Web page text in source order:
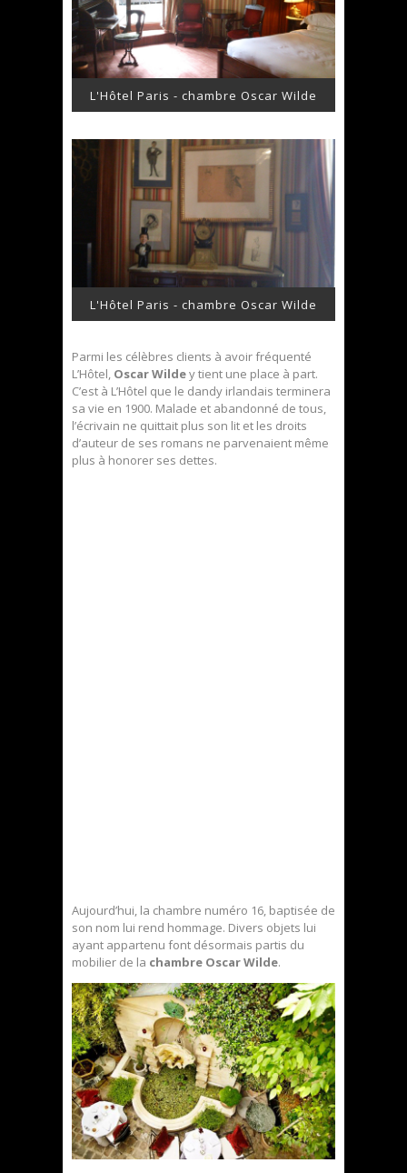
L'Hôtel Paris - chambre Oscar Wilde
L'Hôtel Paris - chambre Oscar Wilde
Parmi les célèbres clients à avoir fréquenté
L’Hôtel, Oscar Wildey tient une place à part.
C’est à L’Hôtel que le dandy irlandais terminera
sa vie en 1900. Malade et abandonné de tous,
l’écrivain ne quittait plus son lit et les droits
d’auteur de ses romans ne parvenaient même
plus à honorer ses dettes.
Aujourd’hui, la chambre numéro 16, baptisée de
son nom lui rend hommage. Divers objets lui
ayant appartenu font désormais partis du
mobilier de la chambre Oscar Wilde.